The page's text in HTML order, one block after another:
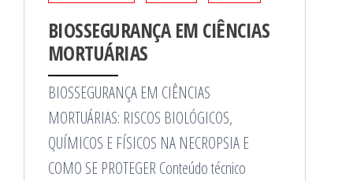
BIOSSEGURANÇA EM CIÊNCIAS
MORTUÁRIAS
BIOSSEGURANÇA EM CIÊNCIAS
MORTUÁRIAS: RISCOS BIOLÓGICOS,
QUÍMICOS E FÍSICOS NA NECROPSIA E
COMO SE PROTEGER Conteúdo técnico